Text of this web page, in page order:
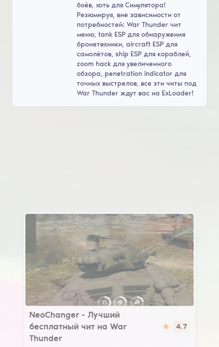
боёв, хоть для Симулятора!
Резюмируя, вне зависимости от
потребностей: War Thunder чит
меню, tank ESP для обнаружения
бронетехники, aircraft ESP для
самолётов, ship ESP для кораблей,
zoom hack для увеличенного
обзора, penetration indicator для
точных выстрелов, все эти читы под
War Thunder ждут вас на ExLoader!
NeoChanger
NeoChanger - Лучший
бесплатный чит на War
Thunder
4.7